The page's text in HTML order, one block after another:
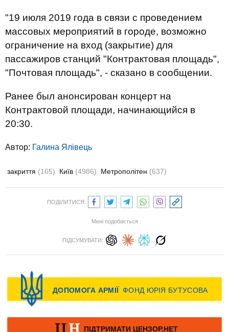
"19 июля 2019 года в связи с проведением
массовых мероприятий в городе, возможно
ограничение на вход (закрытие) для
пассажиров станций "Контрактовая площадь",
"Почтовая площадь", - сказано в сообщении.
Ранее был анонсирован концерт на
Контрактовой площади, начинающийся в
20:30.
Автор: Галина Ялівець
закриття (165) Київ (4986) Метрополітен (637)
ПОДІЛИТИСЯ:
Мені подобається
ПІДСУМУВАТИ: